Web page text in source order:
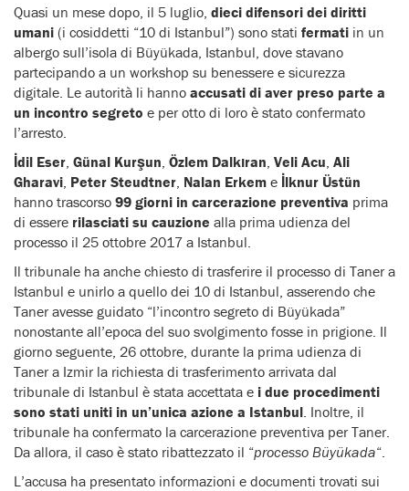
Quasi un mese dopo, il 5 luglio, dieci difensori dei diritti
umani (i cosiddetti “10 di Istanbul”) sono stati fermati in un
albergo sull’isola di Büyükada, Istanbul, dove stavano
partecipando a un workshop su benessere e sicurezza
digitale. Le autorità li hanno accusati di aver preso parte a
un incontro segreto e per otto di loro è stato confermato
l’arresto.
İdil Eser, Günal Kurşun, Özlem Dalkıran, Veli Acu, Ali
Gharavi, Peter Steudtner, Nalan Erkem e İlknur Üstün
hanno trascorso 99 giorni in carcerazione preventiva prima
di essere rilasciati su cauzione alla prima udienza del
processo il 25 ottobre 2017 a Istanbul.
Il tribunale ha anche chiesto di trasferire il processo di Taner a
Istanbul e unirlo a quello dei 10 di Istanbul, asserendo che
Taner avesse guidato “l’incontro segreto di Büyükada”
nonostante all’epoca del suo svolgimento fosse in prigione. Il
giorno seguente, 26 ottobre, durante la prima udienza di
Taner a Izmir la richiesta di trasferimento arrivata dal
tribunale di Istanbul è stata accettata e i due procedimenti
sono stati uniti in un’unica azione a Istanbul. Inoltre, il
tribunale ha confermato la carcerazione preventiva per Taner.
Da allora, il caso è stato ribattezzato il “processo Büyükada“.
L’accusa ha presentato informazioni e documenti trovati sui